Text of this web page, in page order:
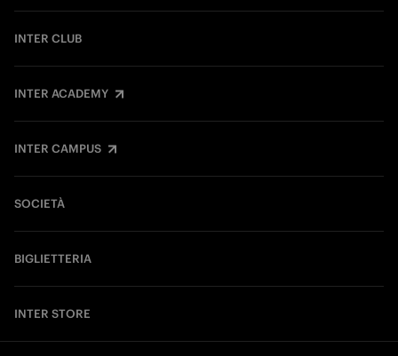
INTER CLUB
INTER ACADEMY
INTER CAMPUS
SOCIETÀ
BIGLIETTERIA
INTER STORE